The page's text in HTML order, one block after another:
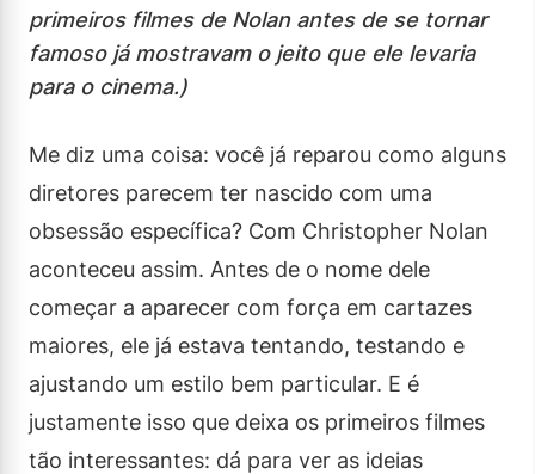
primeiros filmes de Nolan antes de se tornar
famoso já mostravam o jeito que ele levaria
para o cinema.)
Me diz uma coisa: você já reparou como alguns
diretores parecem ter nascido com uma
obsessão específica? Com Christopher Nolan
aconteceu assim. Antes de o nome dele
começar a aparecer com força em cartazes
maiores, ele já estava tentando, testando e
ajustando um estilo bem particular. E é
justamente isso que deixa os primeiros filmes
tão interessantes: dá para ver as ideias